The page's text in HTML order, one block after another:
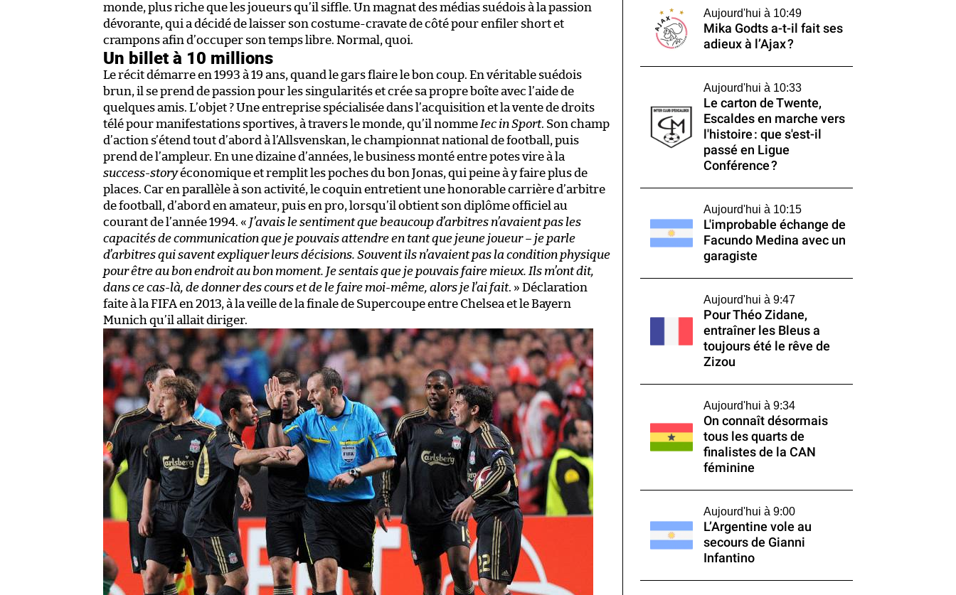
monde, plus riche que les joueurs qu’il siffle. Un magnat des médias suédois à la passion
dévorante, qui a décidé de laisser son costume-cravate de côté pour enfiler short et
crampons afin d’occuper son temps libre. Normal, quoi.
Un billet à 10 millions
Le récit démarre en 1993 à 19 ans, quand le gars flaire le bon coup. En véritable suédois
brun, il se prend de passion pour les singularités et crée sa propre boîte avec l’aide de
quelques amis. L’objet ? Une entreprise spécialisée dans l’acquisition et la vente de droits
télé pour manifestations sportives, à travers le monde, qu’il nomme Iec in Sport. Son champ
d’action s’étend tout d’abord à l’Allsvenskan, le championnat national de football, puis
prend de l’ampleur. En une dizaine d’années, le business monté entre potes vire à la
success-storyéconomique et remplit les poches du bon Jonas, qui peine à y faire plus de
places. Car en parallèle à son activité, le coquin entretient une honorable carrière d’arbitre
de football, d’abord en amateur, puis en pro, lorsqu’il obtient son diplôme officiel au
courant de l’année 1994. « J’avais le sentiment que beaucoup d’arbitres n’avaient pas les
capacités de communication que je pouvais attendre en tant que jeune joueur – je parle
d’arbitres qui savent expliquer leurs décisions. Souvent ils n’avaient pas la condition physique
pour être au bon endroit au bon moment. Je sentais que je pouvais faire mieux. Ils m’ont dit,
dans ce cas-là, de donner des cours et de le faire moi-même, alors je l’ai fait. » Déclaration
faite à la FIFA en 2013, à la veille de la finale de Supercoupe entre Chelsea et le Bayern
Munich qu’il allait diriger.
Aujourd'hui à 10:49
Mika Godts a-t-il fait ses
adieux à l’Ajax ?
Aujourd'hui à 10:33
Le carton de Twente,
Escaldes en marche vers
l'histoire : que s'est-il
passé en Ligue
Conférence ?
Aujourd'hui à 10:15
L'improbable échange de
Facundo Medina avec un
garagiste
Aujourd'hui à 9:47
Pour Théo Zidane,
entraîner les Bleus a
toujours été le rêve de
Zizou
Aujourd'hui à 9:34
On connaît désormais
tous les quarts de
finalistes de la CAN
féminine
Aujourd'hui à 9:00
L’Argentine vole au
secours de Gianni
Infantino